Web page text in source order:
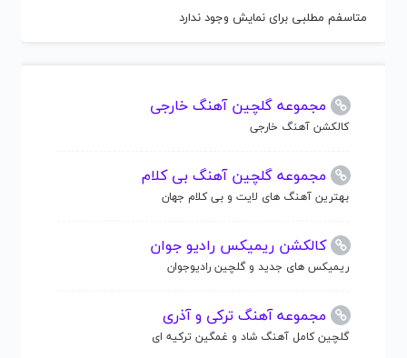
متاسفم مطلبی برای نمایش وجود ندارد
مجموعه گلچین آهنگ خارجی
کالکشن آهنگ خارجی
مجموعه گلچین آهنگ بی کلام
بهترین آهنگ های لایت و بی کلام جهان
کالکشن ریمیکس رادیو جوان
ریمیکس های جدید و گلچین رادیوجوان
مجموعه آهنگ ترکی و آذری
گلچین کامل آهنگ شاد و غمگین ترکیه ای